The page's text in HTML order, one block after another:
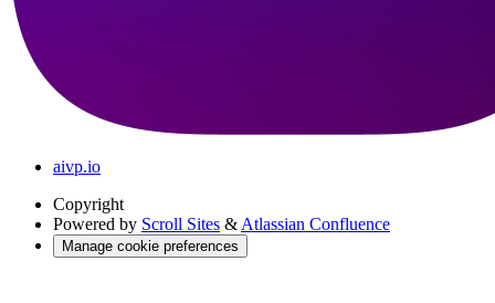
aivp.io
Copyright
Powered by Scroll Sites & Atlassian Confluence
Manage cookie preferences